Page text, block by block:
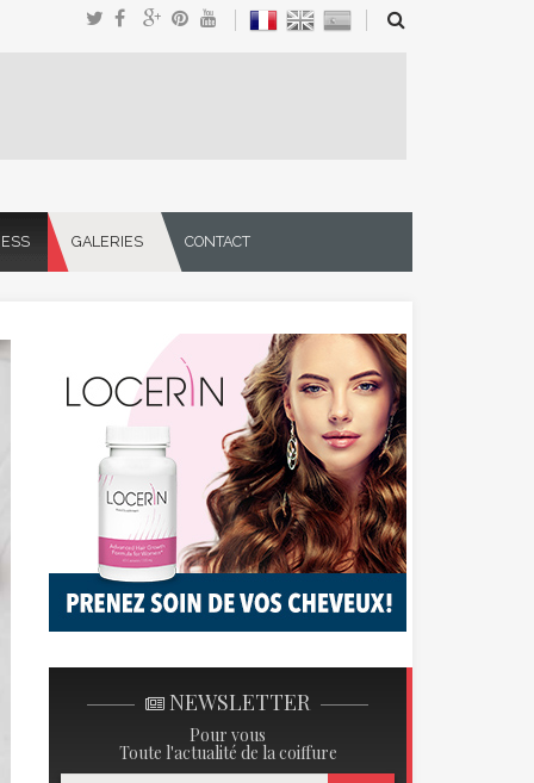
GALERIES CONTACT
NEWSLETTER
Pour vous
Toute l'actualité de la coiffure